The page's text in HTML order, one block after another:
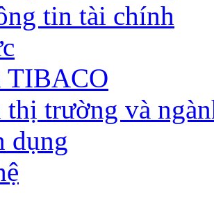
tin tài chính
TIBACO
thị trường và
dụng